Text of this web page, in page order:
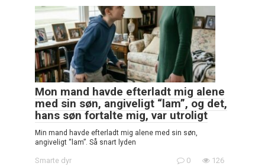
Mon mand havde efterladt mig alene
med sin søn, angiveligt “lam”, og det,
hans søn fortalte mig, var utroligt
Min mand havde efterladt mig alene med sin søn,
angiveligt “lam”. Så snart lyden
Smarte dyr 0 126